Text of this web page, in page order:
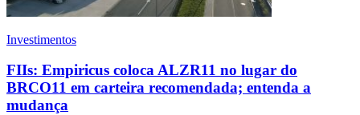
Investimentos
FIIs: Empiricus coloca ALZR11 no lugar do
BRCO11 em carteira recomendada; entenda a
mudança